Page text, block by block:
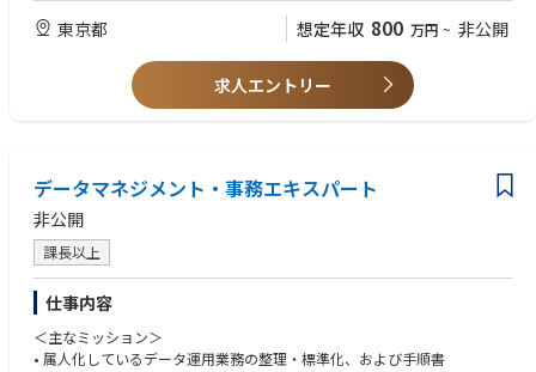
・現場対応者（BPO/委託）： 審査や問い合わせ対応の実務を担当
※本ポジションは外部委託チームの品質管理や業務設計を行い、プロダク
ト改善にフォーカスする立ち位置です。
【求める人物像】
■自走力とルールメイクの志向性
誰かの指示を待つのではなく、自ら「必要だ」と判断した運用変更や仕
組みづくりを能動的に推進できる方
■論理的かつ建設的な提案力
発生した事象の処理だけで終わらず、「どうすればプロダクトの力で再
発を防げるか（UI/UX改善や機能改修など）」を考え抜ける方
■異文化理解と柔軟性
海外の法律や商習慣、多様なステークホルダーとの調整をスムーズに行
える方
東京都 想定年収 800 万円 ~ 非公開
求人エントリー
データマネジメント・事務エキスパート
非公開
課長以上
仕事内容
＜主なミッション＞
• 属人化しているデータ運用業務の整理・標準化、および手順書